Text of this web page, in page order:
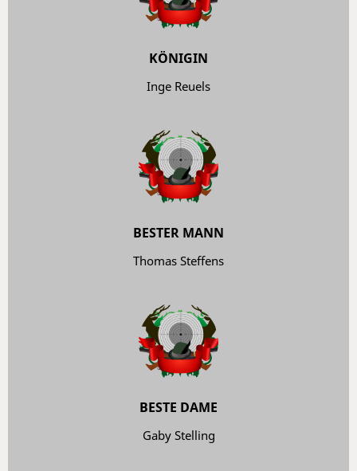
KÖNIGIN
Inge Reuels
BESTER MANN
Thomas Steffens
BESTE DAME
Gaby Stelling